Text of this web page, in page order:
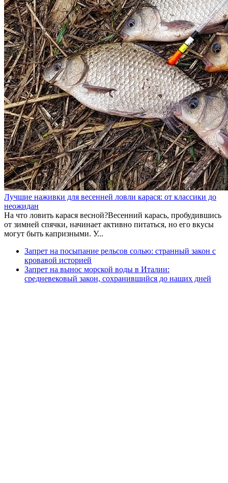
Лучшие наживки для весенней ловли карася: от классики до
неожидан
На что ловить карася весной?Весенний карась, пробудившись
от зимней спячки, начинает активно питаться, но его вкусы
могут быть капризными. У...
Запрет на посыпание рельсов солью: странный закон с
кровавой историей
Запрет на вынос морской воды в Италии:
средневековый закон, сохранившийся до наших дней